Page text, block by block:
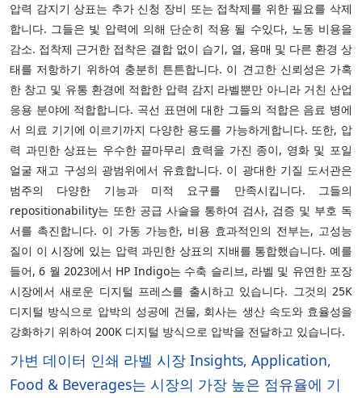
압력 감지기 상표는 추가 신청 장비 또는 접착제를 위한 필요를 삭제
합니다. 그들은 빛 압력에 의해 단순히 적용 될 수있다, 노동 비용을
감소. 접착제 근거한 접착은 결합 없이 습기, 열, 용매 및 다른 환경 상
태를 저항하기 위하여 충분히 튼튼합니다. 이 견고한 신뢰성은 가혹
한 창고 및 유통 환경에 적합한 압력 감지 라벨뿐만 아니라 거친 산업
응용 분야에 적합합니다. 곡선 표면에 대한 그들의 적합은 음료 병에
서 의료 기기에 이르기까지 다양한 용도를 가능하게합니다. 또한, 압
력 과민한 상표는 우수한 끝마무리 효력을 가진 종이, 영화 및 포일
얼굴 재고 구성의 광범위에서 유효합니다. 이 광대한 기질 도서관은
범주의 다양한 기능과 미적 요구를 만족시킵니다. 그들의
repositionability는 또한 공급 사슬을 통하여 검사, 검증 및 부호 독
서를 촉진합니다. 이 가동 가능한, 비용 효과적인의 전부는, 고성능
질이 이 시장에 있는 압력 과민한 상표의 지배를 통합했습니다. 예를
들어, 6 월 2023에서 HP Indigo는 수축 슬리브, 라벨 및 유연한 포장
시장에서 새로운 디지털 프레스를 출시하고 있습니다. 그것의 25K
디지털 방식으로 압박의 성공에 건물, 회사는 생산 속도와 효율성을
강화하기 위하여 200K 디지털 방식으로 압박을 전달하고 있습니다.
가변 데이터 인쇄 라벨 시장 Insights, Application,
Food & Beverages는 시장의 가장 높은 점유율에 기